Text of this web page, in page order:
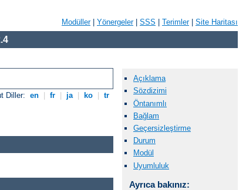
Modüller| Yönergeler| SSS Terimler| Site Haritası
Diller: en fr ja ko tr
Açıklama
Sözdizimi
Öntanımlı
Bağlam
Geçersizleştirme
Durum
Modül
Uyumluluk
Ayrıca bakınız: